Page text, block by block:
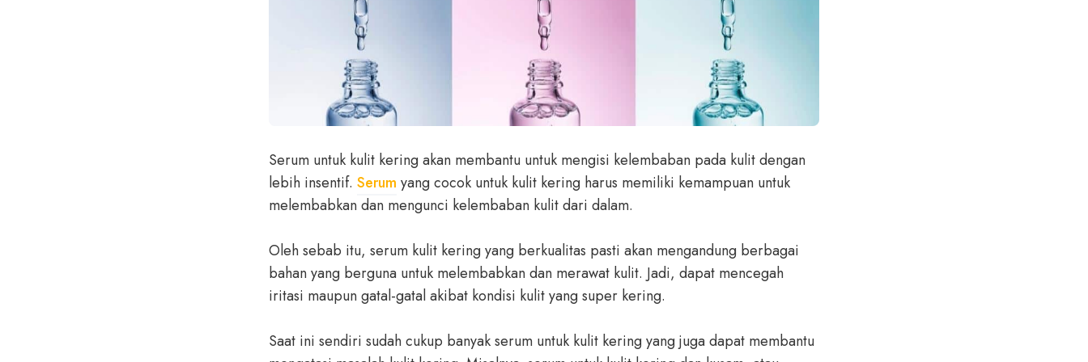
Serum untuk kulit kering akan membantu untuk mengisi kelembaban pada kulit dengan
lebih insentif. Serum yang cocok untuk kulit kering harus memiliki kemampuan untuk
melembabkan dan mengunci kelembaban kulit dari dalam.
Oleh sebab itu, serum kulit kering yang berkualitas pasti akan mengandung berbagai
bahan yang berguna untuk melembabkan dan merawat kulit. Jadi, dapat mencegah
iritasi maupun gatal-gatal akibat kondisi kulit yang super kering.
Saat ini sendiri sudah cukup banyak serum untuk kulit kering yang juga dapat membantu